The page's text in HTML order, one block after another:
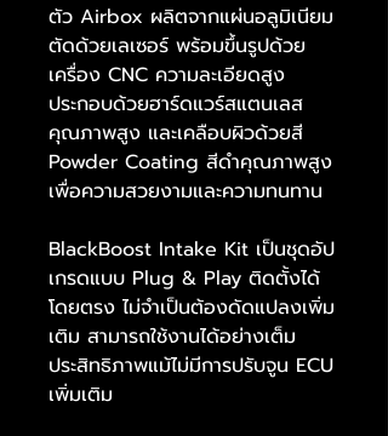
ตัว Airbox ผลิตจากแผ่นอลูมิเนียม
ตัดด้วยเลเซอร์ พร้อมขึ้นรูปด้วย
เครื่อง CNC ความละเอียดสูง
ประกอบด้วยฮาร์ดแวร์สแตนเลส
คุณภาพสูง และเคลือบผิวด้วยสี
Powder Coating สีดำคุณภาพสูง
เพื่อความสวยงามและความทนทาน
BlackBoost Intake Kit เป็นชุดอัป
เกรดแบบ Plug & Play ติดตั้งได้
โดยตรง ไม่จำเป็นต้องดัดแปลงเพิ่ม
เติม สามารถใช้งานได้อย่างเต็ม
ประสิทธิภาพแม้ไม่มีการปรับจูน ECU
เพิ่มเติม